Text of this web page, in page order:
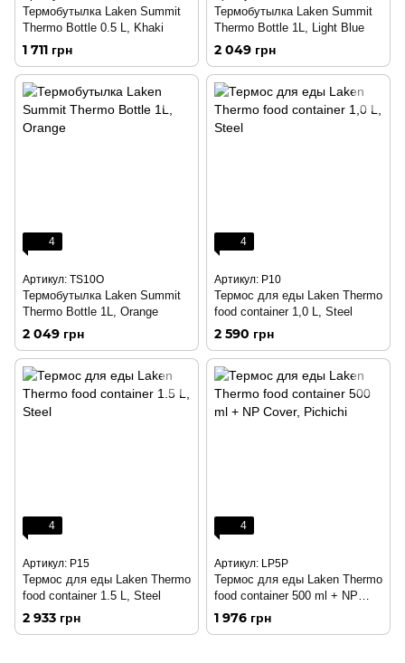
Термобутылка Laken Summit
Thermo Bottle 0.5 L, Khaki
1 711 грн
Термобутылка Laken Summit
Thermo Bottle 1L, Light Blue
2 049 грн
4
Артикул: TS10O
Термобутылка Laken Summit
Thermo Bottle 1L, Orange
2 049 грн
4
Артикул: P10
Термос для еды Laken Thermo
food container 1,0 L, Steel
2 590 грн
4
Артикул: P15
Термос для еды Laken Thermo
food container 1.5 L, Steel
2 933 грн
4
Артикул: LP5P
Термос для еды Laken Thermo
food container 500 ml + NP
Cover, Pichichi
1 976 грн